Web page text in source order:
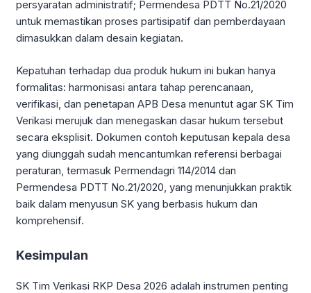
persyaratan administratif; Permendesa PDTT No.21/2020
untuk memastikan proses partisipatif dan pemberdayaan
dimasukkan dalam desain kegiatan.
Kepatuhan terhadap dua produk hukum ini bukan hanya
formalitas: harmonisasi antara tahap perencanaan,
verifikasi, dan penetapan APB Desa menuntut agar SK Tim
Verikasi merujuk dan menegaskan dasar hukum tersebut
secara eksplisit. Dokumen contoh keputusan kepala desa
yang diunggah sudah mencantumkan referensi berbagai
peraturan, termasuk Permendagri 114/2014 dan
Permendesa PDTT No.21/2020, yang menunjukkan praktik
baik dalam menyusun SK yang berbasis hukum dan
komprehensif.
Kesimpulan
SK Tim Verikasi RKP Desa 2026 adalah instrumen penting